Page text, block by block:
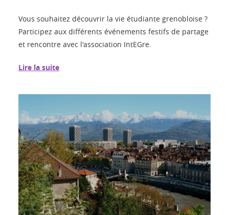
Vous souhaitez découvrir la vie étudiante grenobloise ?
Participez aux différents événements festifs de partage
et rencontre avec l'association IntEGre.
Lire la suite